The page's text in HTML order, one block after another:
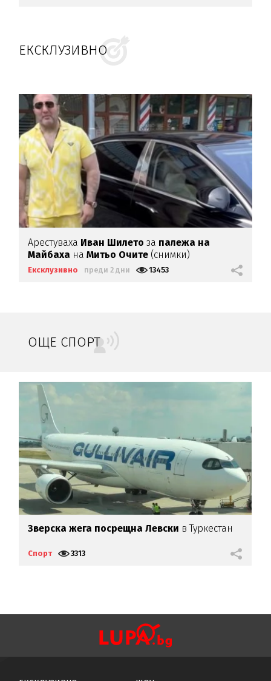
ЕКСКЛУЗИВНО
Арестуваха Иван Шилетоза палежа на
Майбаха наМитьо Очите (снимки)
Ексклузивно преди 2 дни 13453
ОЩЕ СПОРТ
Зверска жега посрещна Левски в Туркестан
Спорт 3313